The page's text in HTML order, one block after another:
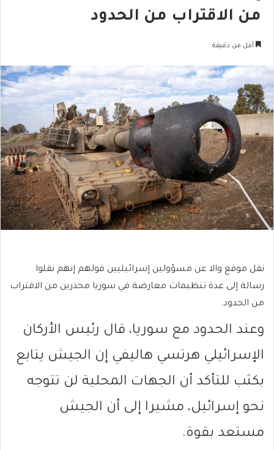
من الاقتراب من الحدود
أقل من دقيقة
نقل موقع والا عن مسؤولين إسرائيليين قولهم إنهم نقلوا
رسالة إلى عدة تنظيمات معارضة في سوريا محذرين من الاقتراب
من الحدود.
وعند الحدود مع سوريا، قال رئيس الأركان
الإسرائيلي هرتسي هاليفي إن الجيش يتابع
بكثب للتأكد أن الجهات المحلية لن تتوجه
نحو إسرائيل، مشيرا إلى أن الجيش
مستعد بقوة.